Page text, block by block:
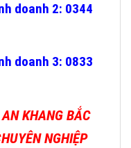
2: 0344
3: 0833
BẮC
NGHIỆP